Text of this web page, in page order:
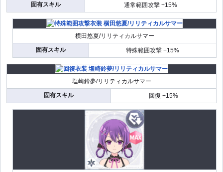
固有スキル
通常範囲攻撃 +15%
横田悠夏/リリティカルサマー
固有スキル
特殊範囲攻撃 +15%
塩崎鈴夢/リリティカルサマー
固有スキル
回復 +15%